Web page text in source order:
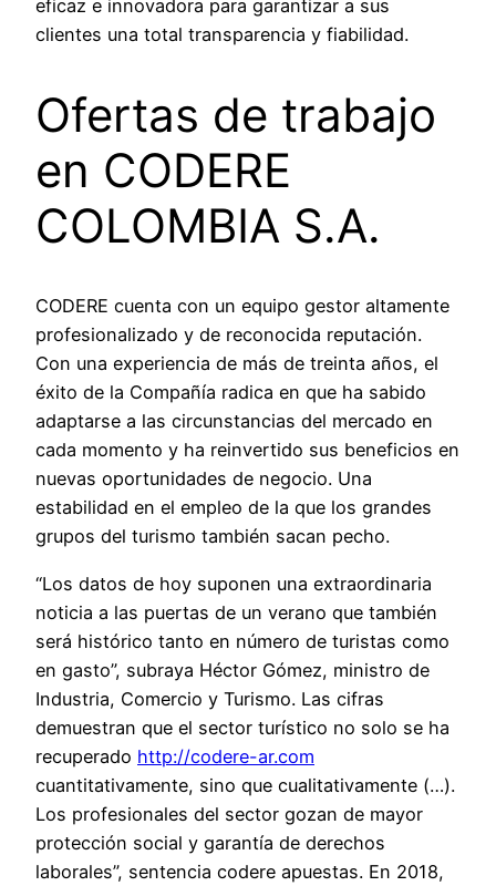
eficaz e innovadora para garantizar a sus
clientes una total transparencia y fiabilidad.
Ofertas de trabajo
en CODERE
COLOMBIA S.A.
CODERE cuenta con un equipo gestor altamente
profesionalizado y de reconocida reputación.
Con una experiencia de más de treinta años, el
éxito de la Compañía radica en que ha sabido
adaptarse a las circunstancias del mercado en
cada momento y ha reinvertido sus beneficios en
nuevas oportunidades de negocio. Una
estabilidad en el empleo de la que los grandes
grupos del turismo también sacan pecho.
“Los datos de hoy suponen una extraordinaria
noticia a las puertas de un verano que también
será histórico tanto en número de turistas como
en gasto”, subraya Héctor Gómez, ministro de
Industria, Comercio y Turismo. Las cifras
demuestran que el sector turístico no solo se ha
recuperado http://codere-ar.com
cuantitativamente, sino que cualitativamente (…).
Los profesionales del sector gozan de mayor
protección social y garantía de derechos
laborales”, sentencia codere apuestas. En 2018,